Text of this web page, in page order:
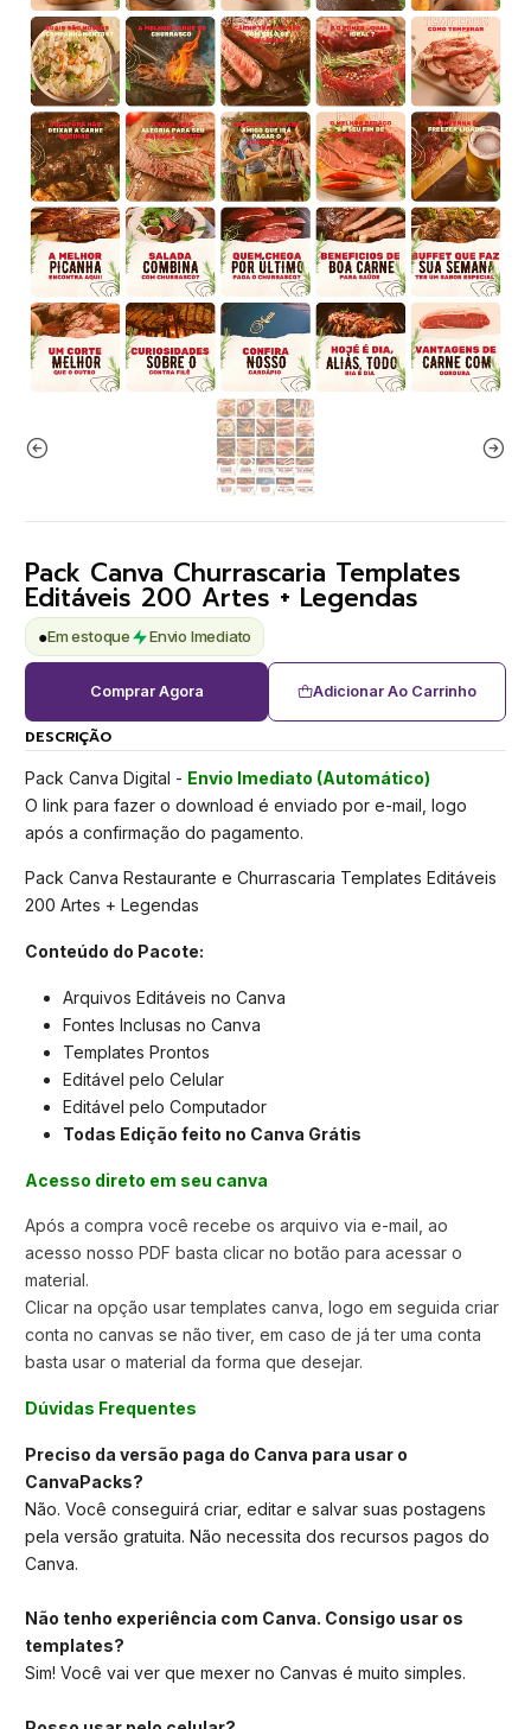
Pack Canva Churrascaria Templates
Editáveis 200 Artes + Legendas
●Em estoque Envio Imediato
Adicionar Ao Carrinho
Comprar Agora
DESCRIÇÃO
Pack Canva Digital - Envio Imediato (Automático)
O link para fazer o download é enviado por e-mail, logo
após a confirmação do pagamento.
Pack Canva Restaurante e Churrascaria Templates Editáveis
200 Artes + Legendas
Conteúdo do Pacote:
Arquivos Editáveis no Canva
Fontes Inclusas no Canva
Templates Prontos
Editável pelo Celular
Editável pelo Computador
Todas Edição feito no Canva Grátis
Acesso direto em seu canva
Após a compra você recebe os arquivo via e-mail, ao
acesso nosso PDF basta clicar no botão para acessar o
material.
Clicar na opção usar templates canva, logo em seguida criar
conta no canvas se não tiver, em caso de já ter uma conta
basta usar o material da forma que desejar.
Dúvidas Frequentes
Preciso da versão paga do Canva para usar o
CanvaPacks?
Não. Você conseguirá criar, editar e salvar suas postagens
pela versão gratuita. Não necessita dos recursos pagos do
Canva.
Não tenho experiência com Canva. Consigo usar os
templates?
Sim! Você vai ver que mexer no Canvas é muito simples.